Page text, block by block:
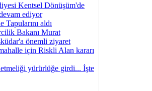
Kentsel Dönüşüm'de
ediyor
Tapularını aldı
Bakanı Murat
önemli ziyaret
için Riskli Alan kararı
yürürlüğe girdi... İşte